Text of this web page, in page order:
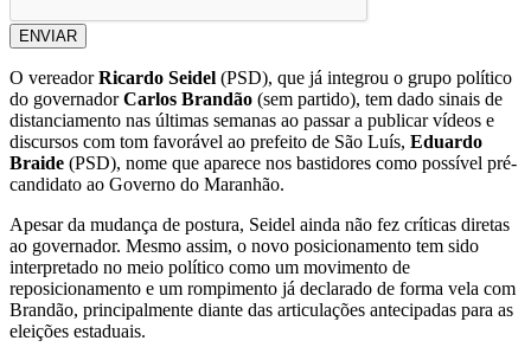
ENVIAR
O vereadorRicardo Seidel (PSD), que já integrou o grupo político
do governadorCarlos Brandão (sem partido), tem dado sinais de
distanciamento nas últimas semanas ao passar a publicar vídeos e
discursos com tom favorável ao prefeito de São Luís, Eduardo
Braide (PSD), nome que aparece nos bastidores como possível pré-
candidato ao Governo do Maranhão.
Apesar da mudança de postura, Seidel ainda não fez críticas diretas
ao governador. Mesmo assim, o novo posicionamento tem sido
interpretado no meio político como um movimento de
reposicionamento e um rompimento já declarado de forma vela com
Brandão, principalmente diante das articulações antecipadas para as
eleições estaduais.